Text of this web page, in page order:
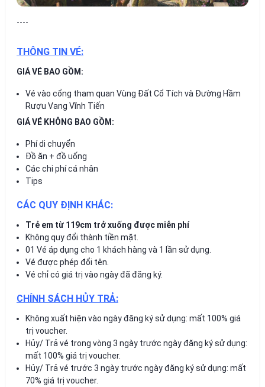
----
THÔNG TIN VÉ:
GIÁ VÉ BAO GỒM:
Vé vào cổng tham quan Vùng Đất Cổ Tích và Đường Hầm
Rượu Vang Vĩnh Tiến
GIÁ VÉ KHÔNG BAO GỒM:
Phí di chuyển
Đồ ăn + đồ uống
Các chi phí cá nhân
Tips
CÁC QUY ĐỊNH KHÁC:
Trẻ em từ 119cm trở xuống được miễn phí
Không quy đổi thành tiền mặt.
01 Vé áp dụng cho 1 khách hàng và 1 lần sử dụng.
Vé được phép đổi tên.
Vé chỉ có giá trị vào ngày đã đăng ký.
CHÍNH SÁCH HỦY TRẢ:
Không xuất hiện vào ngày đăng ký sử dụng: mất 100% giá
trị voucher.
Hủy/ Trả vé trong vòng 3 ngày trước ngày đăng ký sử dụng:
mất 100% giá trị voucher.
Hủy/ Trả vé trước 3 ngày trước ngày đăng ký sử dụng: mất
70% giá trị voucher.